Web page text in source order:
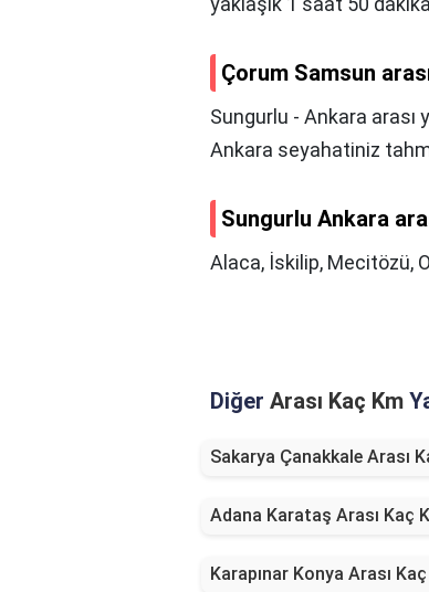
Çorum Samsun
Sungurlu - Ankara arası
Ankara seyahatiniz
Sungurlu Ankara
Alaca, İskilip, Mecitözü,
Diğer Arası Kaç Km
Sakarya Çanakkale Arası
Adana Karataş Arası Kaç
Karapınar Konya Arası